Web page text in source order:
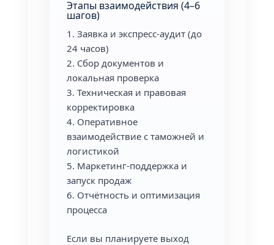
Этапы взаимодействия (4–6
шагов)
Заявка и экспресс-аудит (до
24 часов)
Сбор документов и
локальная проверка
Техническая и правовая
корректировка
Оперативное
взаимодействие с таможней и
логистикой
Маркетинг-поддержка и
запуск продаж
Отчётность и оптимизация
процесса
Если вы планируете выход